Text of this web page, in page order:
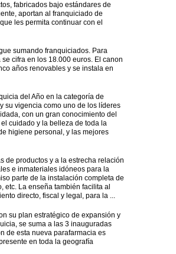
fabricados bajo estándares de
aportan al franquiciado de
les permita continuar con el
sumando franquiciados. Para
cifra en los 18.000 euros. El canon
años renovables y se instala en
del Año en la categoría de
su vigencia como uno de los líderes
con un gran conocimiento del
cuidado y la belleza de toda la
higiene personal, y las mejores
de productos y a la estrecha relación
e inmateriales idóneos para la
parte de la instalación completa de
La enseña también facilita al
directo, fiscal y legal, para la ...
su plan estratégico de expansión y
se suma a las 3 inauguradas
de esta nueva parafarmacia es
en toda la geografía